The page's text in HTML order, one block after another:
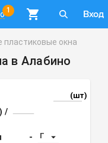
1 Вход
пластиковые окна
в Алабино
(шт)
) /
- Г